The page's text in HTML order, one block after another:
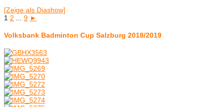
[Zeige als Diashow]
1 2 ... 9 ►
Volksbank Badminton Cup Salzburg 2018/2019